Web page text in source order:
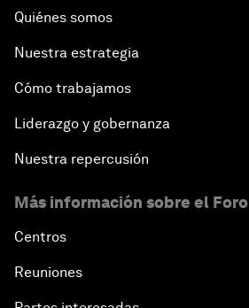
Quiénes somos
Nuestra estrategia
Cómo trabajamos
Liderazgo y gobernanza
Nuestra repercusión
Más información sobre el Foro
Centros
Reuniones